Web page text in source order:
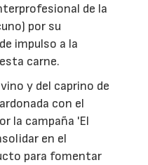
de la
por su
impulso a la
carne.
y del caprino de
con el
la campaña 'El
en el
para fomentar